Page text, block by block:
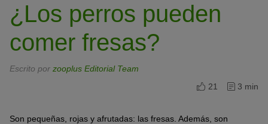
¿Los perros pueden
comer fresas?
Escrito por zooplus Editorial Team
21
3 min
Son pequeñas, rojas y afrutadas: las fresas. Además, son